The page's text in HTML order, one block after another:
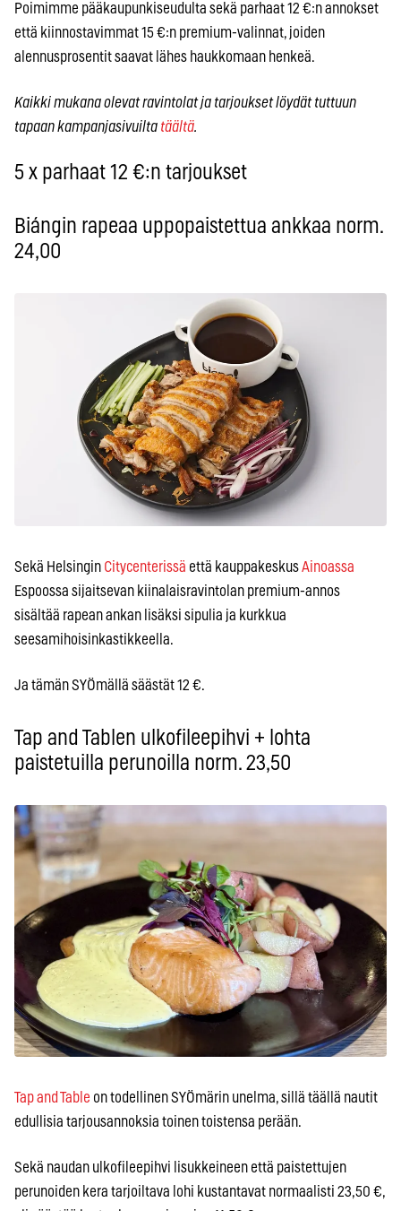
Poimimme pääkaupunkiseudulta sekä parhaat 12 €:n annokset
että kiinnostavimmat 15 €:n premium-valinnat, joiden
alennusprosentit saavat lähes haukkomaan henkeä.
Kaikki mukana olevat ravintolat ja tarjoukset löydät tuttuun
tapaan kampanjasivuilta täältä.
5 x parhaat 12 €:n tarjoukset
Biángin rapeaa uppopaistettua ankkaa norm.
24,00
Sekä Helsingin Citycenterissä että kauppakeskusAinoassa
Espoossa sijaitsevan kiinalaisravintolan premium-annos
sisältää rapean ankan lisäksi sipulia ja kurkkua
seesamihoisinkastikkeella.
Ja tämän SYÖmällä säästät 12 €.
Tap and Tablen ulkofileepihvi + lohta
paistetuilla perunoilla norm. 23,50
Tap and Table on todellinen SYÖmärin unelma, sillä täällä nautit
edullisia tarjousannoksia toinen toistensa perään.
Sekä naudan ulkofileepihvi lisukkeineen että paistettujen
perunoiden kera tarjoiltava lohi kustantavat normaalisti 23,50 €,